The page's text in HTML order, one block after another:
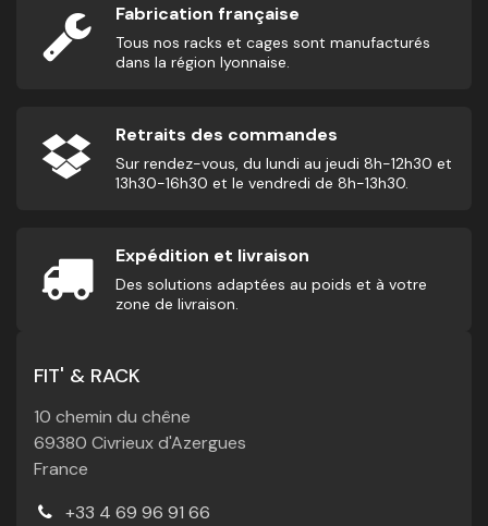
Fabrication française
Tous nos racks et cages sont manufacturés
dans la région lyonnaise.
Retraits des commandes
Sur rendez-vous, du lundi au jeudi 8h-12h30 et
13h30-16h30 et le vendredi de 8h-13h30.
Expédition et livraison
Des solutions adaptées au poids et à votre
zone de livraison.
FIT' & RACK
10 chemin du chêne
69380 Civrieux d'Azergues
France
+33 4 69 96 91 66